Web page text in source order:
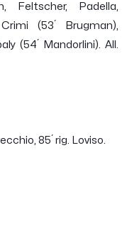
Feltscher, Padella,
(53´ Brugman),
(54´ Mandorlini). All.
85´ rig. Loviso.